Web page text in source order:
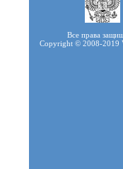
Все права
Copyright © 2008-2019